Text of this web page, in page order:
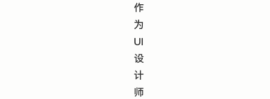
作
为
UI
设
计
师